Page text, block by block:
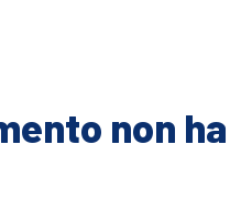
non ha